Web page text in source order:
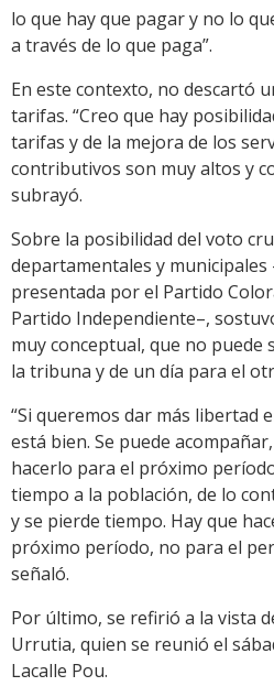
lo que hay que pagar y no lo
a través de lo que paga”.
En este contexto, no descartó
tarifas. “Creo que hay
tarifas y de la mejora de los
contributivos son muy altos y
subrayó.
Sobre la posibilidad del voto
departamentales y municipales
presentada por el Partido
Partido Independiente–,
muy conceptual, que no
la tribuna y de un día para el
“Si queremos dar más libertad
está bien. Se puede
hacerlo para el próximo
tiempo a la población, de lo
y se pierde tiempo. Hay que
próximo período, no para el
señaló.
Por último, se refirió a la vista
Urrutia, quien se reunió el
Lacalle Pou.